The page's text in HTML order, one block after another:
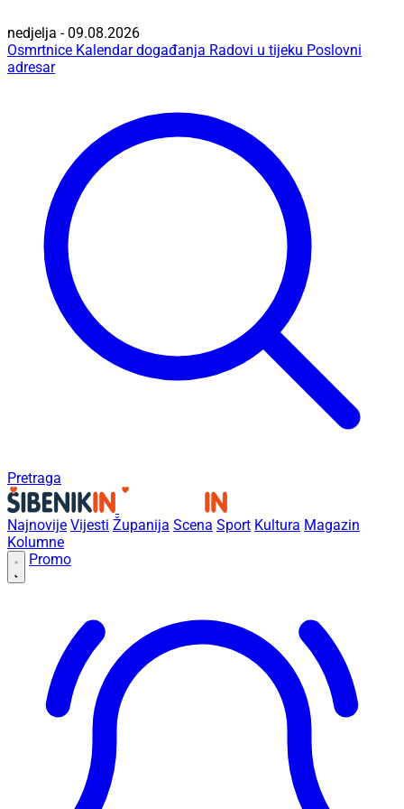
nedjelja - 09.08.2026
Osmrtnice Kalendar događanja Radovi u tijeku Poslovni
adresar
Pretraga
Najnovije Vijesti Županija Scena Sport Kultura Magazin
Kolumne
Promo